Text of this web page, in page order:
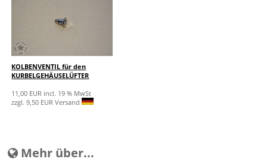
KOLBENVENTIL für den
KURBELGEHÄUSELÜFTER
11,00 EUR incl. 19 % MwSt
zzgl. 9,50 EUR Versand
Mehr über...